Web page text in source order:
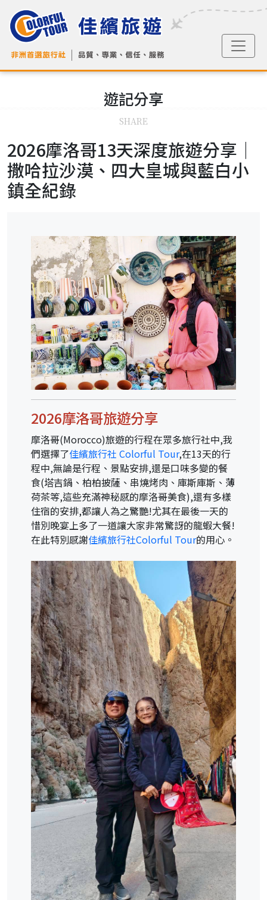
遊記分享
SHARE
2026摩洛哥13天深度旅遊分享｜
撒哈拉沙漠、四大皇城與藍白小
鎮全紀錄
2026摩洛哥旅遊分享
摩洛哥(Morocco)旅遊的行程在眾多旅行社中,我
們選擇了佳繽旅行社 Colorful Tour,在13天的行
程中,無論是行程、景點安排,還是口味多變的餐
食(塔吉鍋、柏柏披薩、串燒烤肉、庫斯庫斯、薄
荷茶等,這些充滿神秘感的摩洛哥美食),還有多樣
住宿的安排,都讓人為之驚艷!尤其在最後一天的
惜別晚宴上多了一道讓大家非常驚訝的龍蝦大餐!
在此特別感謝佳繽旅行社Colorful Tour的用心。